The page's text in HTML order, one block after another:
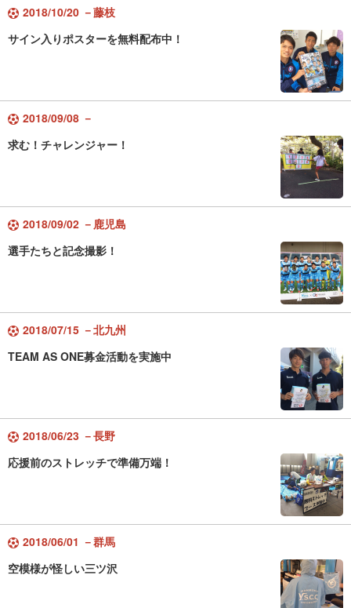
2018/10/20 －藤枝
サイン入りポスターを無料配布中！
2018/09/08 －
求む！チャレンジャー！
2018/09/02 －鹿児島
選手たちと記念撮影！
2018/07/15 －北九州
TEAM AS ONE募金活動を実施中
2018/06/23 －長野
応援前のストレッチで準備万端！
2018/06/01 －群馬
空模様が怪しい三ツ沢